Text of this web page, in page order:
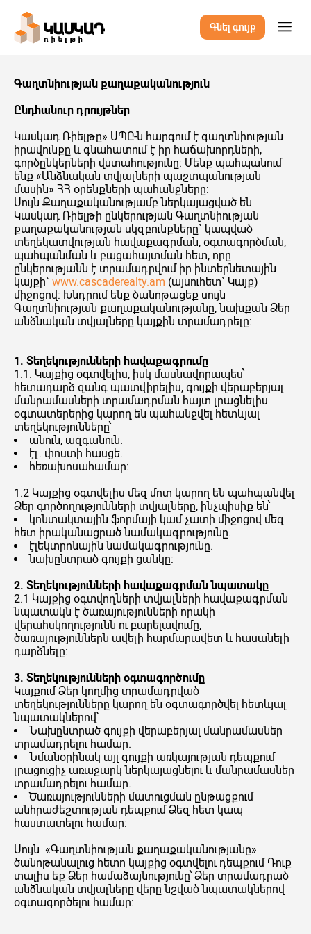
Գնել գույք
Գաղտնիության քաղաքականություն
Ընդհանուր դրույթներ
Կասկադ Ռիելթը» ՍՊԸ-ն հարգում է գաղտնիության
իրավունքը և գնահատում է իր հաճախորդների,
գործընկերների վստահությունը: Մենք պահպանում
ենք «Անձնական տվյալների պաշտպանության
մասին» ՀՀ օրենքների պահանջները:
Սույն Քաղաքականությամբ ներկայացված են
Կասկադ Ռիելթի ընկերության Գաղտնիության
քաղաքականության սկզբունքները` կապված
տեղեկատվության հավաքագրման, օգտագործման,
պահպանման և բացահայտման հետ, որը
ընկերությանն է տրամադրվում իր ինտերնետային
կայքի` www.cascaderealty.am (այսուհետ` Կայք)
միջոցով: Խնդրում ենք ծանոթացեք սույն
Գաղտնիության քաղաքականությանը, նախքան Ձեր
անձնական տվյալները կայքին տրամադրելը:
1. Տեղեկությունների հավաքագրումը
1.1. Կայքից օգտվելիս, իսկ մասնավորապես՝
հետադարձ զանգ պատվիրելիս, գույքի վերաբերյալ
մանրամասների տրամադրման հայտ լրացնելիս
օգտատերերից կարող են պահանջվել հետևյալ
տեղեկությունները՝
անուն, ազգանուն.
էլ. փոստի հասցե.
հեռախոսահամար:
1.2 Կայքից օգտվելիս մեզ մոտ կարող են պահպանվել
Ձեր գործողությունների տվյալները, ինչպիսիք են՝
կոնտակտային ֆորմայի կամ չատի միջոցով մեզ
հետ իրականացրած նամակագրությունը.
էլեկտրոնային նամակագրությունը.
նախընտրած գույքի ցանկը:
2. Տեղեկությունների հավաքագրման նպատակը
2.1 Կայքից օգտվողների տվյալների հավաքագրման
նպատակն է ծառայությունների որակի
վերահսկողությունն ու բարելավումը,
ծառայություններն ավելի հարմարավետ և հասանելի
դարձնելը:
3. Տեղեկությունների օգտագործումը
Կայքում Ձեր կողմից տրամադրված
տեղեկությունները կարող են օգտագործվել հետևյալ
նպատակներով՝
Նախընտրած գույքի վերաբերյալ մանրամասներ
տրամադրելու համար.
Նմանօրինակ այլ գույքի առկայության դեպքում
լրացուցիչ առաջարկ ներկայացնելու և մանրամասներ
տրամադրելու համար.
Ծառայությունների մատուցման ընթացքում
անհրաժեշտության դեպքում Ձեզ հետ կապ
հաստատելու համար:
Սույն «Գաղտնիության քաղաքականությանը»
ծանոթանալուց հետո կայքից օգտվելու դեպքում Դուք
տալիս եք Ձեր համաձայնությունը՝ Ձեր տրամադրած
անձնական տվյալները վերը նշված նպատակներով
օգտագործելու համար: